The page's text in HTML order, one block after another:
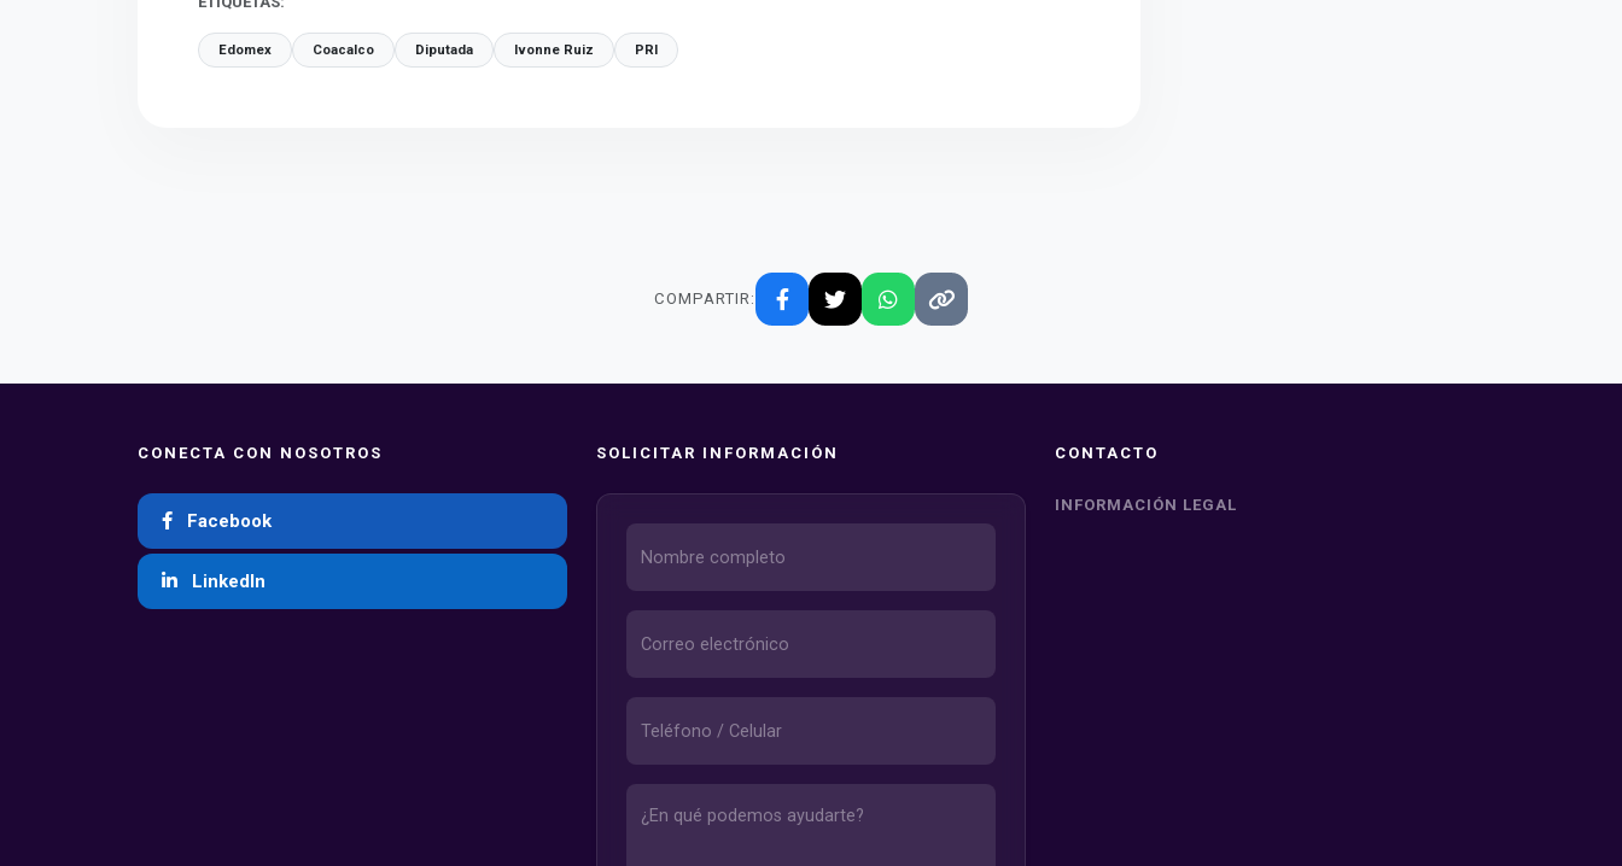
Edomex Coacalco Diputada Ivonne Ruiz PRI
COMPARTIR:
CONECTA CON NOSOTROS
Facebook
LinkedIn
SOLICITAR INFORMACIÓN CONTACTO
INFORMACIÓN LEGAL